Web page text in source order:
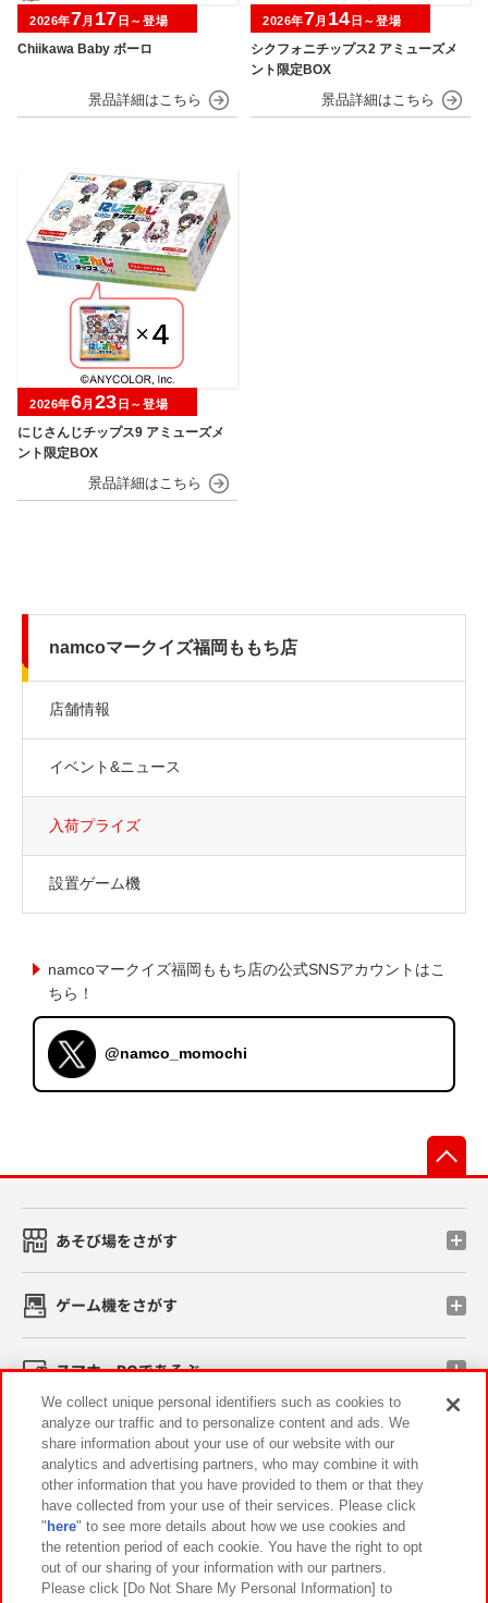
Chiikawa Baby ボーロ
2026年7月 17 日～登場
シクフォニチップス2 アミューズメ
ント限定BOX
2026年7月 14 日～登場
にじさんじチップス9 アミューズメ
ント限定BOX
2026年6月 23 日～登場
namcoマークイズ福岡ももち店
店舗情報
イベント&ニュース
入荷プライズ
設置ゲーム機
namcoマークイズ福岡ももち店の公式SNSアカウントはこ
ちら！
@namco_momochi
あそび場をさがす
ゲーム機をさがす
スマホ・PCであそぶ
イベント・キャンペーン
関連会社 サステナビリティ サイトポリシー
プライバシーポリシー ウェブアクセシビリティ方針と検証結果
We collect unique personal identifiers such as cookies to
analyze our traffic and to personalize content and ads. We
share information about your use of our website with our
analytics and advertising partners, who may combine it with
other information that you have provided to them or that they
have collected from your use of their services. Please click
" here" to see more details about how we use cookies and
the retention period of each cookie. You have the right to opt
out of our sharing of your information with our partners.
Please click [Do Not Share My Personal Information] to